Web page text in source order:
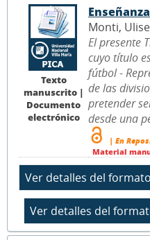
Texto
manuscrito |
Documento
electrónico
Monti,
El presente
cuyo título
fútbol -
de las
pretender
desde una
| En
Material